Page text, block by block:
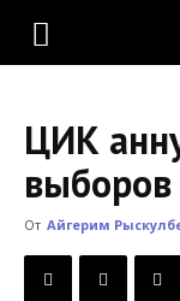
KLOOP.KG
Новости
ЦИК
От Айгерим